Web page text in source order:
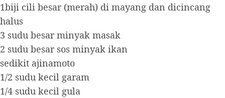
1biji cili besar (merah) di mayang dan dicincang
halus
3 sudu besar minyak masak
2 sudu besar sos minyak ikan
sedikit ajinamoto
1/2 sudu kecil garam
1/4 sudu kecil gula